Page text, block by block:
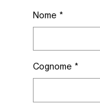
Nome *
Cognome *